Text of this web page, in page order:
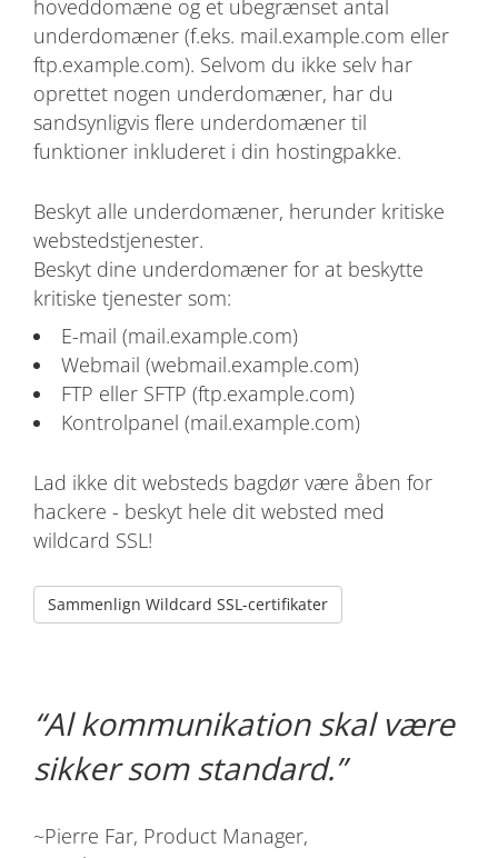
hoveddomæne og et ubegrænset antal
underdomæner (f.eks. mail.example.com eller
ftp.example.com). Selvom du ikke selv har
oprettet nogen underdomæner, har du
sandsynligvis flere underdomæner til
funktioner inkluderet i din hostingpakke.
Beskyt alle underdomæner, herunder kritiske
webstedstjenester.
Beskyt dine underdomæner for at beskytte
kritiske tjenester som:
E-mail (mail.example.com)
Webmail (webmail.example.com)
FTP eller SFTP (ftp.example.com)
Kontrolpanel (mail.example.com)
Lad ikke dit websteds bagdør være åben for
hackere - beskyt hele dit websted med
wildcard SSL!
Sammenlign Wildcard SSL-certifikater
Al kommunikation skal være
sikker som standard.
~Pierre Far, Product Manager,